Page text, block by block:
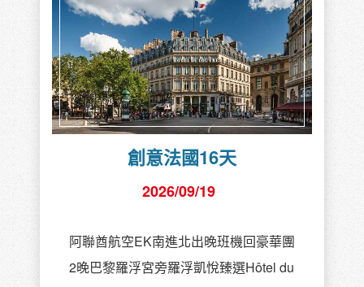
創意法國16天
2026/09/19
阿聯酋航空EK南進北出晚班機回豪華團
2晚巴黎羅浮宮旁羅浮凱悅臻選Hôtel du